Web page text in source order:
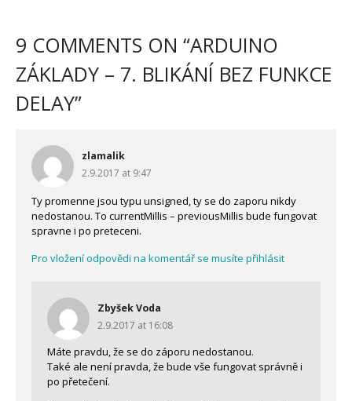
9 COMMENTS ON “ARDUINO
ZÁKLADY – 7. BLIKÁNÍ BEZ FUNKCE
DELAY”
zlamalik
2.9.2017 at 9:47
Ty promenne jsou typu unsigned, ty se do zaporu nikdy
nedostanou. To currentMillis – previousMillis bude fungovat
spravne i po preteceni.
Pro vložení odpovědi na komentář se musíte přihlásit
Zbyšek Voda
2.9.2017 at 16:08
Máte pravdu, že se do záporu nedostanou.
Také ale není pravda, že bude vše fungovat správně i
po přetečení.